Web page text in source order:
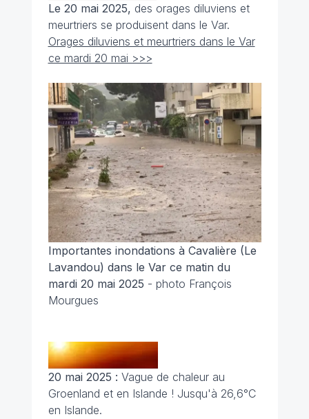
Le 20 mai 2025, des orages diluviens et
meurtriers se produisent dans le Var.
Orages diluviens et meurtriers dans le Var
ce mardi 20 mai >>>
Importantes inondations à Cavalière (Le
Lavandou) dans le Var ce matin du
mardi 20 mai 2025 - photo François
Mourgues
20 mai 2025 : Vague de chaleur au
Groenland et en Islande ! Jusqu'à 26,6°C
en Islande.